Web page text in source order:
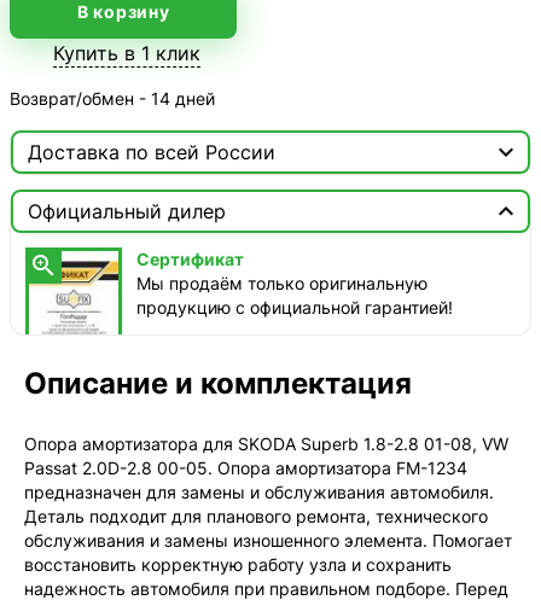
В корзину
Купить в 1 клик
Возврат/обмен - 14 дней
Доставка по всей России 
 Москва
ТопРадар — Курьер
сегодня, от 350 ₽
ТопРадар — Самовывоз
сегодня, бесплатно
СДЭК — Курьер
2-4 дня, от 385 ₽
Официальный дилер


Сертификат
Мы продаём только оригинальную
продукцию с официальной гарантией!
Описание и комплектация
Опора амортизатора для SKODA Superb 1.8-2.8 01-08, VW
Passat 2.0D-2.8 00-05. Опора амортизатора FM-1234
предназначен для замены и обслуживания автомобиля.
Деталь подходит для планового ремонта, технического
обслуживания и замены изношенного элемента. Помогает
восстановить корректную работу узла и сохранить
надежность автомобиля при правильном подборе. Перед